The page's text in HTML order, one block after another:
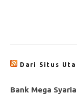
Dari Situs
Bank Mega